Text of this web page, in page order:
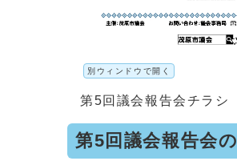
別ウィンドウで開く
第5回議会報告会チラシ
第5回議会報告会